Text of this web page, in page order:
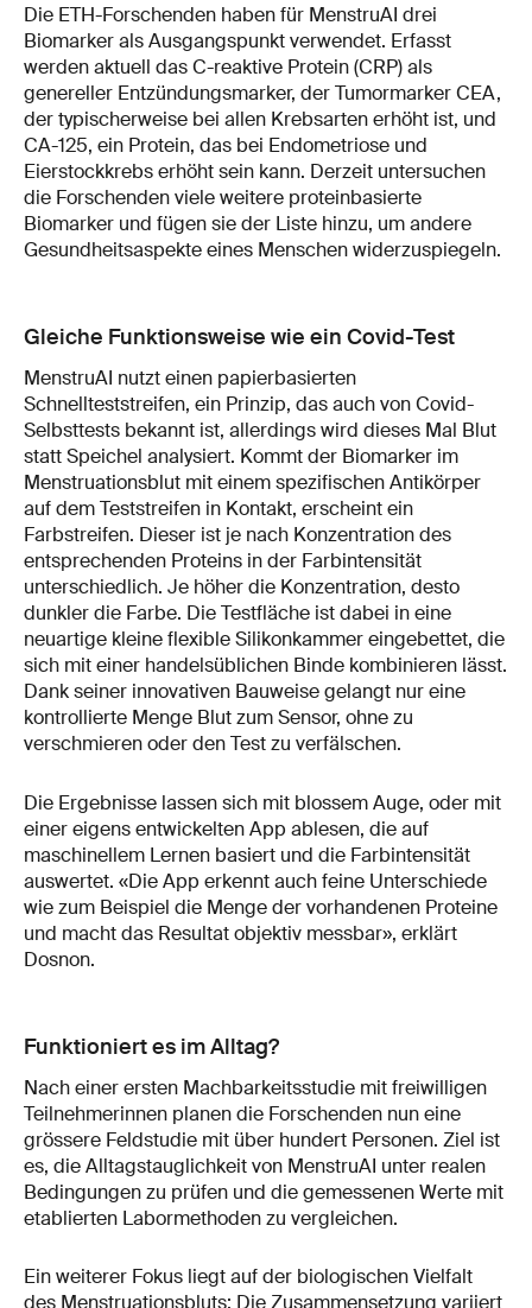
Die ETH-Forschenden haben für MenstruAI drei
Biomarker als Ausgangspunkt verwendet. Erfasst
werden aktuell das C-reaktive Protein (CRP) als
genereller Entzündungsmarker, der Tumormarker CEA,
der typischerweise bei allen Krebsarten erhöht ist, und
CA-125, ein Protein, das bei Endometriose und
Eierstockkrebs erhöht sein kann. Derzeit untersuchen
die Forschenden viele weitere proteinbasierte
Biomarker und fügen sie der Liste hinzu, um andere
Gesundheitsaspekte eines Menschen widerzuspiegeln.
Gleiche Funktionsweise wie ein Covid-Test
MenstruAI nutzt einen papierbasierten
Schnellteststreifen, ein Prinzip, das auch von Covid-
Selbsttests bekannt ist, allerdings wird dieses Mal Blut
statt Speichel analysiert. Kommt der Biomarker im
Menstruationsblut mit einem spezifischen Antikörper
auf dem Teststreifen in Kontakt, erscheint ein
Farbstreifen. Dieser ist je nach Konzentration des
entsprechenden Proteins in der Farbintensität
unterschiedlich. Je höher die Konzentration, desto
dunkler die Farbe. Die Testfläche ist dabei in eine
neuartige kleine flexible Silikonkammer eingebettet, die
sich mit einer handelsüblichen Binde kombinieren lässt.
Dank seiner innovativen Bauweise gelangt nur eine
kontrollierte Menge Blut zum Sensor, ohne zu
verschmieren oder den Test zu verfälschen.
Die Ergebnisse lassen sich mit blossem Auge, oder mit
einer eigens entwickelten App ablesen, die auf
maschinellem Lernen basiert und die Farbintensität
auswertet. «Die App erkennt auch feine Unterschiede
wie zum Beispiel die Menge der vorhandenen Proteine
und macht das Resultat objektiv messbar», erklärt
Dosnon.
Funktioniert es im Alltag?
Nach einer ersten Machbarkeitsstudie mit freiwilligen
Teilnehmerinnen planen die Forschenden nun eine
grössere Feldstudie mit über hundert Personen. Ziel ist
es, die Alltagstauglichkeit von MenstruAI unter realen
Bedingungen zu prüfen und die gemessenen Werte mit
etablierten Labormethoden zu vergleichen.
Ein weiterer Fokus liegt auf der biologischen Vielfalt